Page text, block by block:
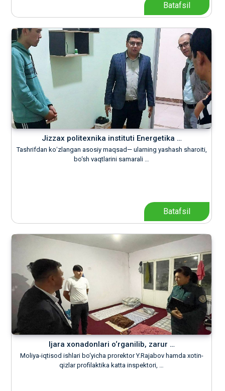
Batafsil
Jizzax politexnika instituti Energetika …
Tashrifdan koʻzlangan asosiy maqsad— ularning yashash sharoiti,
bo‘sh vaqtlarini samarali …
Batafsil
Ijara xonadonlari o‘rganilib, zarur …
Moliya-iqtisod ishlari bo‘yicha prorektor Y.Rajabov hamda xotin-
qizlar profilaktika katta inspektori, …